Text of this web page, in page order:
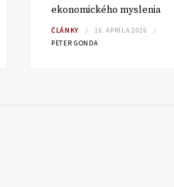
ekonomického myslenia
ČLÁNKY
16. APRÍLA 2026
PETER GONDA